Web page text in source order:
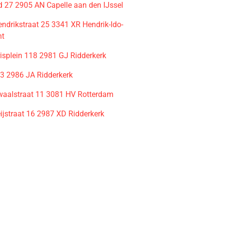
27 2905 AN Capelle aan den IJssel
25 3341 XR Hendrik-Ido-
118 2981 GJ Ridderkerk
2986 JA Ridderkerk
11 3081 HV Rotterdam
16 2987 XD Ridderkerk